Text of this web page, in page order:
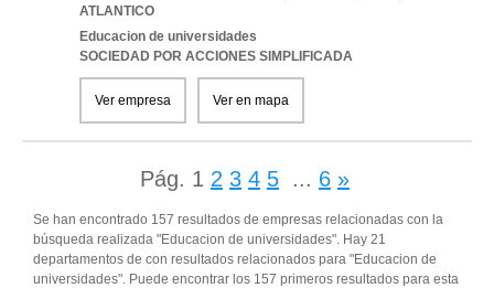
ATLANTICO
Educacion de universidades
SOCIEDAD POR ACCIONES SIMPLIFICADA
Ver empresa Ver en mapa
Pág. 1 2 3 4 5 ... 6 »
Se han encontrado 157 resultados de empresas relacionadas con la
búsqueda realizada "Educacion de universidades". Hay 21
departamentos de con resultados relacionados para "Educacion de
universidades". Puede encontrar los 157 primeros resultados para esta